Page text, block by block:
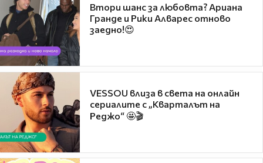
Втори шанс за любовта? Ариана
Гранде и Рики Алварес отново
заедно!😍
VESSOU влиза в света на онлайн
сериалите с „Кварталът на
Реджо“ 🤩🎬